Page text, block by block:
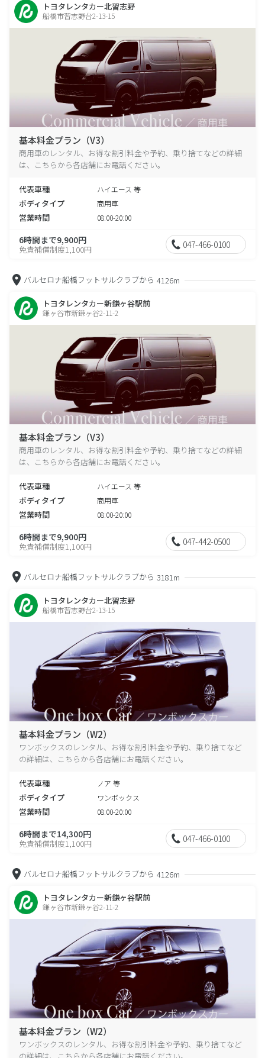
トヨタレンタカー北習志野
船橋市習志野台2-13-15
基本料金プラン（V3）
商用車のレンタル、お得な割引料金や予約、乗り捨てなどの詳細
は、こちらから各店舗にお電話ください。
代表車種 ハイエース 等
ボディタイプ 商用車
営業時間 08:00-20:00
6時間まで9,900円
免責補償制度1,100円 047-466-0100
バルセロナ船橋フットサルクラブから 4126m
トヨタレンタカー新鎌ヶ谷駅前
鎌ヶ谷市新鎌ヶ谷2-11-2
基本料金プラン（V3）
商用車のレンタル、お得な割引料金や予約、乗り捨てなどの詳細
は、こちらから各店舗にお電話ください。
代表車種 ハイエース 等
ボディタイプ 商用車
営業時間 08:00-20:00
6時間まで9,900円
免責補償制度1,100円 047-442-0500
バルセロナ船橋フットサルクラブから 3181m
トヨタレンタカー北習志野
船橋市習志野台2-13-15
基本料金プラン（W2）
ワンボックスのレンタル、お得な割引料金や予約、乗り捨てなど
の詳細は、こちらから各店舗にお電話ください。
代表車種 ノア 等
ボディタイプ ワンボックス
営業時間 08:00-20:00
6時間まで14,300円
免責補償制度1,100円 047-466-0100
バルセロナ船橋フットサルクラブから 4126m
トヨタレンタカー新鎌ヶ谷駅前
鎌ヶ谷市新鎌ヶ谷2-11-2
基本料金プラン（W2）
ワンボックスのレンタル、お得な割引料金や予約、乗り捨てなど